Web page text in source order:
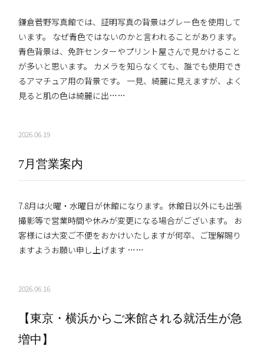
鎌倉菅野写真館では、証明写真の背景はグレー色を使用して
います。 なぜ青色ではないのかと言われることがあります。
青色背景は、免許センターやプリント屋さんで見かけること
が多いと思います。 カメラを知らなくても、誰でも使用でき
るアマチュア用の背景です。 一見、綺麗に見えますが、よく
見ると肌の色は綺麗に出……
2026.06.19
7月営業案内
7.8月は火曜・水曜日が休館になります。休館日以外にも出張
撮影等で営業時間や休みが変更になる場合がございます。 お
客様には大変ご不便をおかけいたしますが何卒、ご理解賜り
ますようお願い申し上げます ……
2026.06.16
【東京・横浜からご来館される就活生が急
増中】